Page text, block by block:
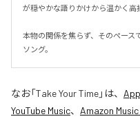
が穏やかな語りかけから温かく高
本物の関係を焦らず、そのペース
ソング。
なお「Take Your Time」は、
YouTube Music、 Amazon